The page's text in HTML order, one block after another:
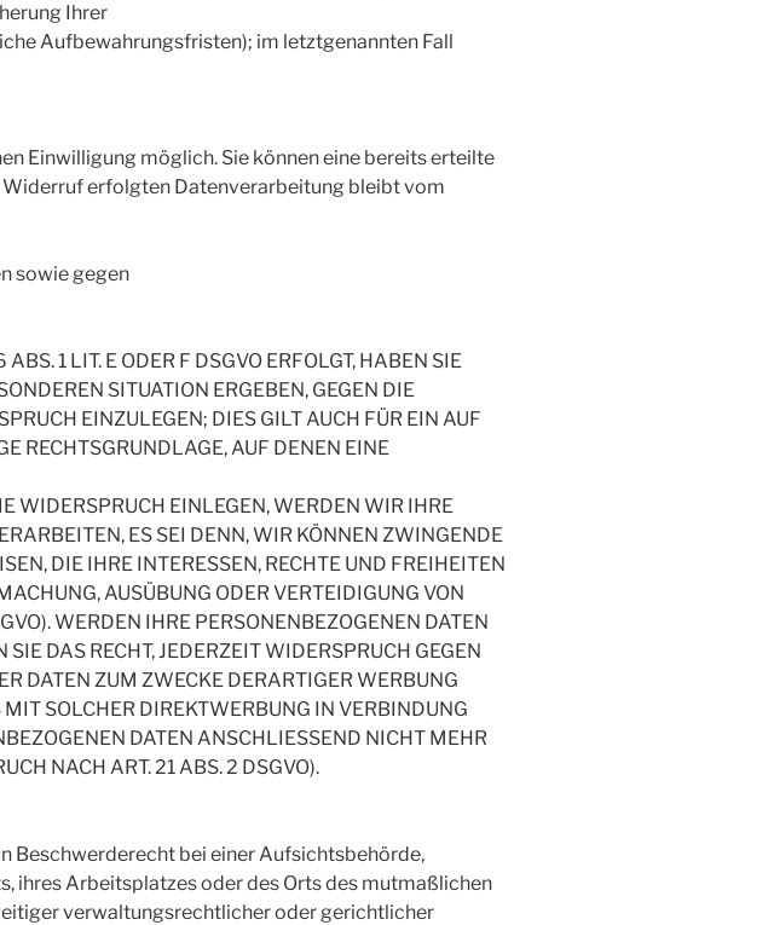
Ihrer
Aufbewahrungsfristen); im letztgenannten Fall
Einwilligung möglich. Sie können eine bereits erteilte
erfolgten Datenverarbeitung bleibt vom
sowie gegen
1 LIT. E ODER F DSGVO ERFOLGT, HABEN SIE
SITUATION ERGEBEN, GEGEN DIE
EINZULEGEN; DIES GILT AUCH FÜR EIN AUF
RECHTSGRUNDLAGE, AUF DENEN EINE
WIDERSPRUCH EINLEGEN, WERDEN WIR IHRE
ES SEI DENN, WIR KÖNNEN ZWINGENDE
DIE IHRE INTERESSEN, RECHTE UND FREIHEITEN
AUSÜBUNG ODER VERTEIDIGUNG VON
WERDEN IHRE PERSONENBEZOGENEN DATEN
DAS RECHT, JEDERZEIT WIDERSPRUCH GEGEN
DATEN ZUM ZWECKE DERARTIGER WERBUNG
SOLCHER DIREKTWERBUNG IN VERBINDUNG
DATEN ANSCHLIESSEND NICHT MEHR
NACH ART. 21 ABS. 2 DSGVO).
Beschwerderecht bei einer Aufsichtsbehörde,
ihres Arbeitsplatzes oder des Orts des mutmaßlichen
verwaltungsrechtlicher oder gerichtlicher